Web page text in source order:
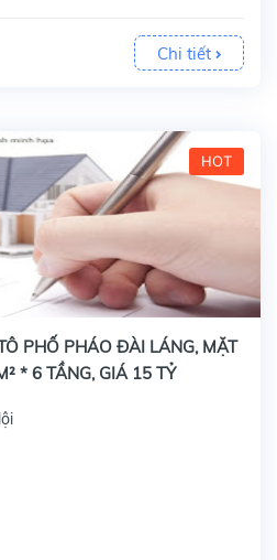
Chi tiết
HOT
PHỐ PHÁO ĐÀI LÁNG, MẶT
* 6 TẦNG, GIÁ 15 TỶ